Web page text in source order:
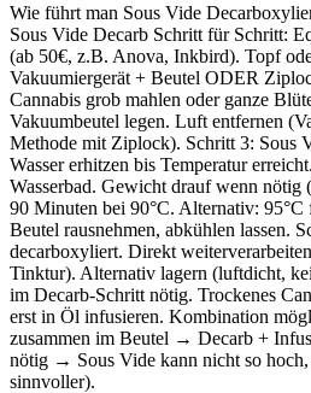
Wie führt man Sous Vide
Sous Vide Decarb Schritt für Schritt:
(ab 50€, z.B. Anova, Inkbird). Topf
Vakuumiergerät + Beutel ODER
Cannabis grob mahlen oder ganze
Vakuumbeutel legen. Luft entfernen
Methode mit Ziplock). Schritt 3: Sous
Wasser erhitzen bis Temperatur
Wasserbad. Gewicht drauf wenn nötig
90 Minuten bei 90°C. Alternativ:
Beutel rausnehmen, abkühlen lassen.
decarboxyliert. Direkt
Tinktur). Alternativ lagern (luftdicht,
im Decarb-Schritt nötig. Trockenes
erst in Öl infusieren. Kombination
zusammen im Beutel → Decarb +
nötig → Sous Vide kann nicht so hoch,
sinnvoller).